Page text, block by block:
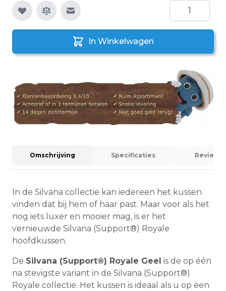
E-mail naar een vriend
Aantal
In Winkelwagen
Omschrijving Specificaties Reviews
In de Silvana collectie kan iedereen het kussen
vinden dat bij hem of haar past. Maar voor als het
nog iets luxer en mooier mag, is er het
vernieuwde Silvana (Support®) Royale
hoofdkussen.
De Silvana (Support®) Royale Geel is de op één
na stevigste variant in de Silvana (Support®)
Royale collectie. Het kussen is ideaal als u op een